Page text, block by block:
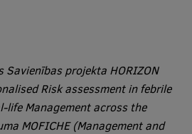
Savienības projekta HORIZON
Risk assessment in febrile
life Management across the
MOFICHE (Management and